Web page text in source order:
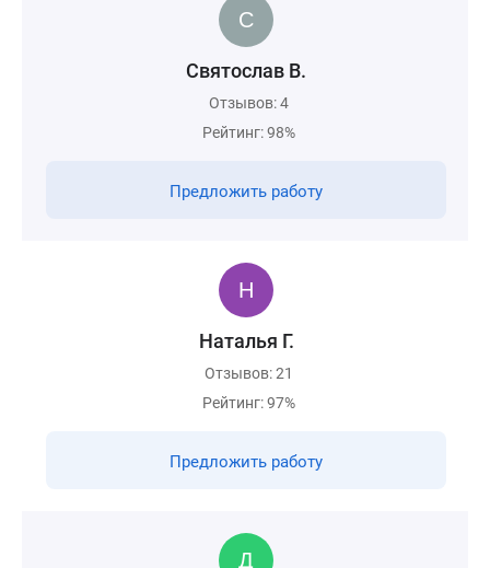
Святослав В.
Отзывов: 4
Рейтинг: 98%
Предложить работу
Наталья Г.
Отзывов: 21
Рейтинг: 97%
Предложить работу